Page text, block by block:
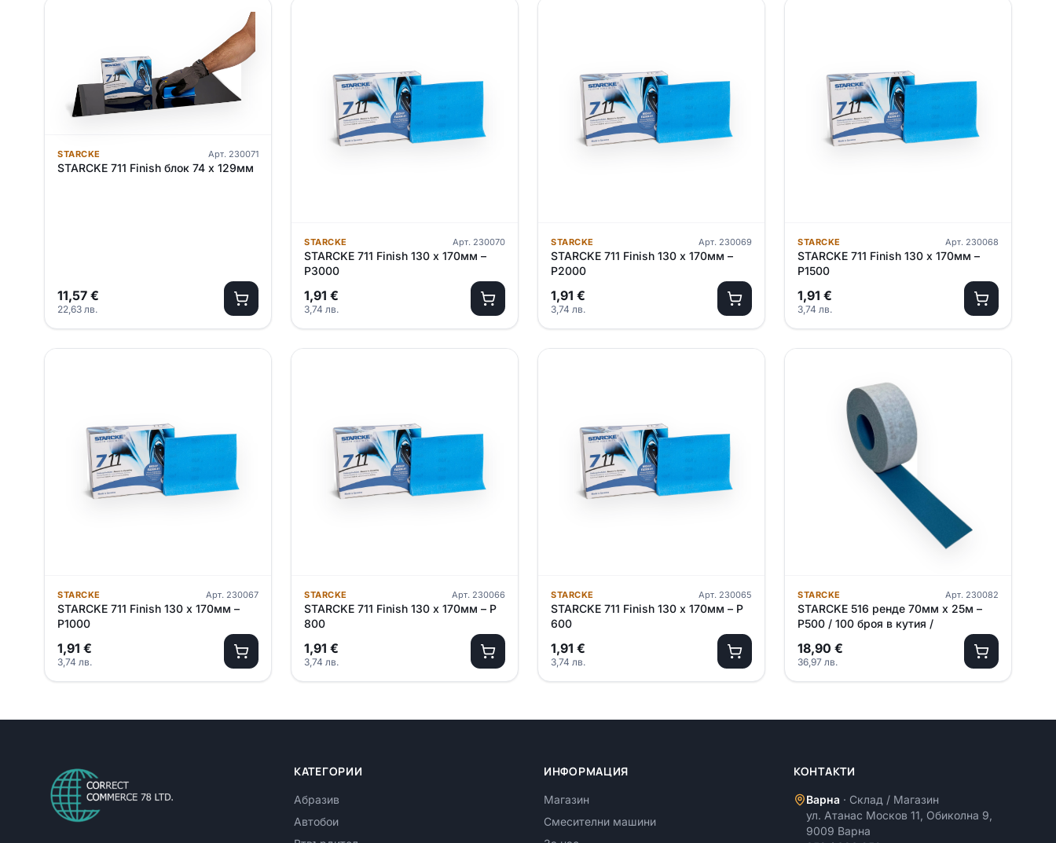
STARCKE Арт. 230071
STARCKE 711 Finish блок 74 х 129мм
11,57 €
22,63 лв.
STARCKE Арт. 230070
STARCKE 711 Finish 130 х 170мм –
P3000
1,91 €
3,74 лв.
STARCKE Арт. 230069
STARCKE 711 Finish 130 х 170мм –
P2000
1,91 €
3,74 лв.
STARCKE Арт. 230068
STARCKE 711 Finish 130 х 170мм –
P1500
1,91 €
3,74 лв.
STARCKE Арт. 230067
STARCKE 711 Finish 130 х 170мм –
P1000
1,91 €
3,74 лв.
STARCKE Арт. 230066
STARCKE 711 Finish 130 х 170мм – P
800
1,91 €
3,74 лв.
STARCKE Арт. 230065
STARCKE 711 Finish 130 х 170мм – P
600
1,91 €
3,74 лв.
STARCKE Арт. 230082
STARCKE 516 ренде 70мм х 25м –
P500 / 100 броя в кутия /
18,90 €
36,97 лв.
КАТЕГОРИИ
Абразив
Автобои
ИНФОРМАЦИЯ
Магазин
Смесителни машини
КОНТАКТИ
Варна · Склад / Магазин
ул. Атанас Москов 11, Обиколна 9,
9009 Варна